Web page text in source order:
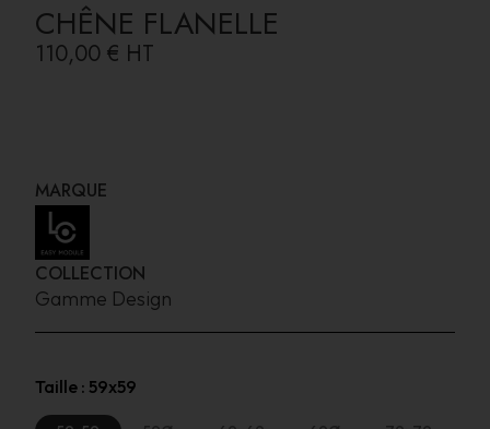
CHÊNE FLANELLE
110,00 € HT
MARQUE
COLLECTION
Gamme Design
Taille : 59x59